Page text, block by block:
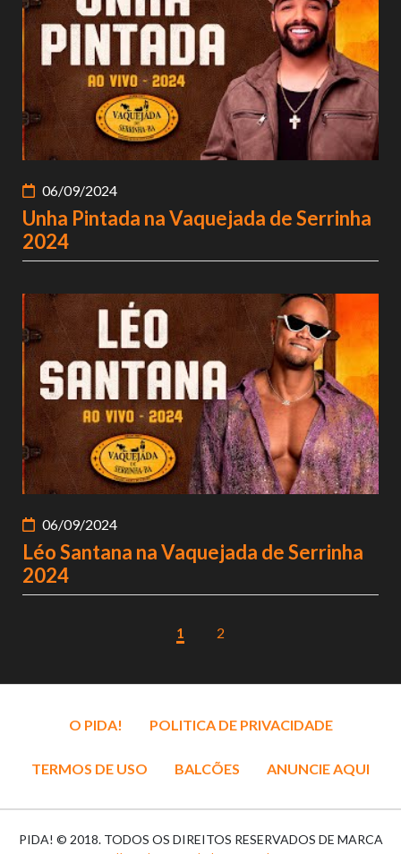
06/09/2024
Unha Pintada na Vaquejada de Serrinha
2024
06/09/2024
Léo Santana na Vaquejada de Serrinha
2024
1 2
O PIDA! POLITICA DE PRIVACIDADE
TERMOS DE USO BALCÕES ANUNCIE AQUI
PIDA! © 2018. TODOS OS DIREITOS RESERVADOS DE MARCA